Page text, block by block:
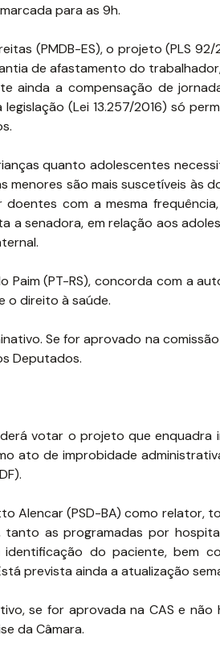
para as 9h.
(PMDB-ES), o projeto (PLS
de afastamento do
ainda a compensação de
(Lei 13.257/2016) só
quanto adolescentes
menores são mais suscetíveis às
com a mesma
a senadora, em relação aos
Paim (PT-RS), concorda com a
o direito à saúde.
Se for aprovado na
Deputados.
votar o projeto que
ato de improbidade
Alencar (PSD-BA) como relator,
tanto as programadas por
do paciente, bem
prevista ainda a atualização
se for aprovada na CAS e
da Câmara.